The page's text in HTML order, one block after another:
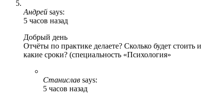
Андрей says:
5 часов назад
Добрый день
Отчёты по практике делаете? Сколько будет стоить и
какие сроки? (специальность «Психология»
Станислав says:
5 часов назад